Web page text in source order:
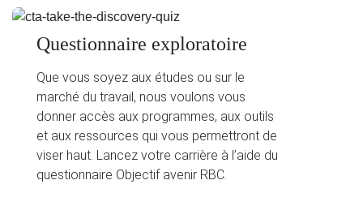
Questionnaire exploratoire
Que vous soyez aux études ou sur le
marché du travail, nous voulons vous
donner accès aux programmes, aux outils
et aux ressources qui vous permettront de
viser haut. Lancez votre carrière à l’aide du
questionnaire Objectif avenir RBC.